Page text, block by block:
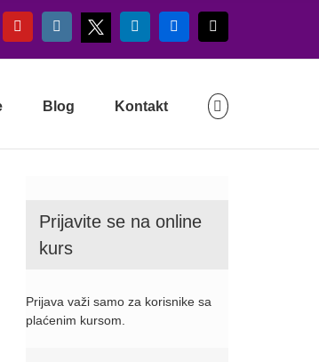
YouTubeInstagram
X LinkedInFlickr
Blog Kontakt
Prijavite se na online
kurs
Prijava važi samo za korisnike sa
plaćenim kursom.